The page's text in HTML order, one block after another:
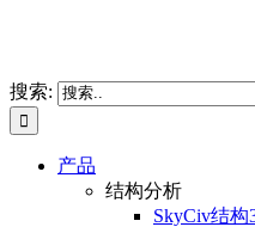
搜索:
产品
结构分析
SkyCiv结构